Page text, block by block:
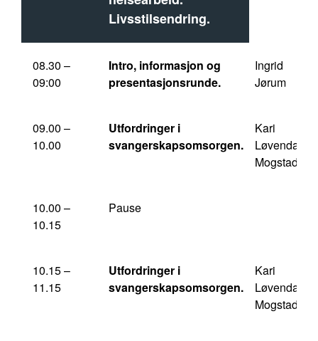
Livsstilsendring.
08.30 –
09:00
Intro, informasjon og
presentasjonsrunde.
Ingrid
Jørum
09.00 –
10.00
Utfordringer i
svangerskapsomsorgen.
Kari
Løvendahl
Mogstad
10.00 –
10.15
Pause
10.15 –
11.15
Utfordringer i
svangerskapsomsorgen.
Kari
Løvendahl
Mogstad